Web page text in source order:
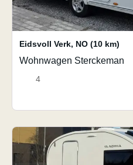
Eidsvoll Verk, NO (10 km)
Wohnwagen Sterckeman
4